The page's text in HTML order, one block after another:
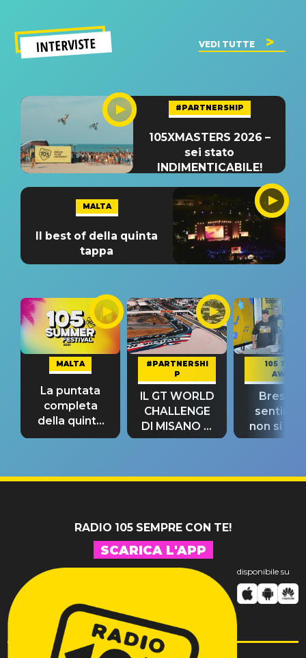
INTERVISTE VEDI TUTTE
#PARTNERSHIP
105XMASTERS 2026 –
sei stato
INDIMENTICABILE!
MALTA
Il best of della quinta
tappa
MALTA
La puntata
completa
della quinta
tappa
#PARTNERSHI
P
IL GT WORLD
CHALLENGE
DI MISANO si
riconferma
105 TAKE
AWAY
Bresh:
non si
fino alla
RADIO 105 SEMPRE CON TE!
SCARICA L'APP
disponibile su